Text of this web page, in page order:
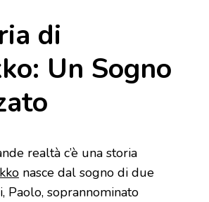
di
Un Sogno
realtà c’è una storia
nasce dal sogno di due
Paolo, soprannominato